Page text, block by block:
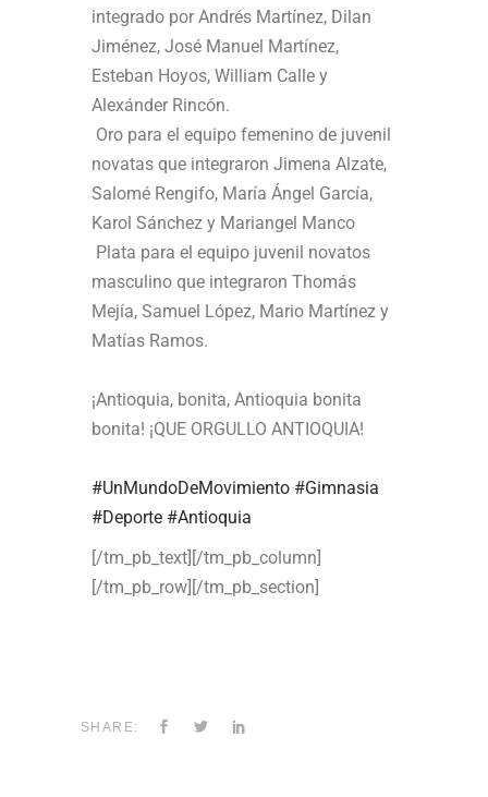
integrado por Andrés Martínez, Dilan
Jiménez, José Manuel Martínez,
Esteban Hoyos, William Calle y
Alexánder Rincón.
Oro para el equipo femenino de juvenil
novatas que integraron Jimena Alzate,
Salomé Rengifo, María Ángel García,
Karol Sánchez y Mariangel Manco
Plata para el equipo juvenil novatos
masculino que integraron Thomás
Mejía, Samuel López, Mario Martínez y
Matías Ramos.
¡Antioquia, bonita, Antioquia bonita
bonita! ¡QUE ORGULLO ANTIOQUIA!
#UnMundoDeMovimiento #Gimnasia
#Deporte #Antioquia
[/tm_pb_text][/tm_pb_column]
[/tm_pb_row][/tm_pb_section]
SHARE: